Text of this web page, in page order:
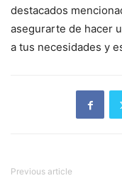
destacados
asegurarte de hacer
a tus necesidades y
Previous article